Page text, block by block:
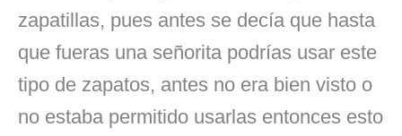
zapatillas, pues antes se decía que hasta
que fueras una señorita podrías usar este
tipo de zapatos, antes no era bien visto o
no estaba permitido usarlas entonces esto